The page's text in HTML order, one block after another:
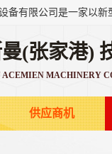
(张家港)
ACEMIEN MACHINERY
供应商机